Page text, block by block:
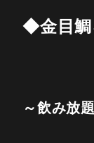
◆金目鯛
～飲み放